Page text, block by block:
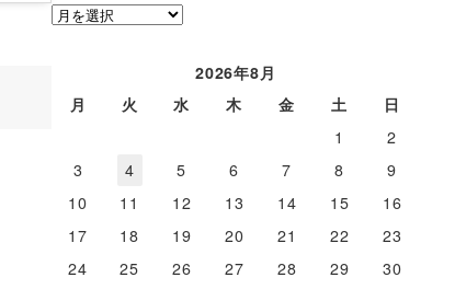
ア
2026年8月
月
火 水 木 金 土
日
1
2
3
4 5 6 7 8
9
10
11 12 13 14 15
16
17
18 19 20 21 22
23
24
25 26 27 28 29
30